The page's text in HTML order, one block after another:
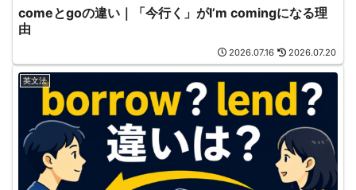
comeとgoの違い｜「今行く」がI’m comingになる理
由
2026.07.16 2026.07.20
英文法